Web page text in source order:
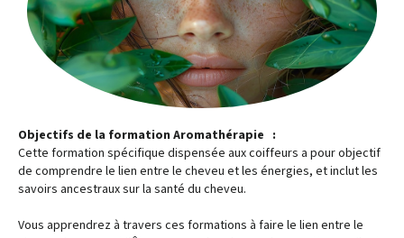
Objectifs de la formation Aromathérapie :
Cette formation spécifique dispensée aux coiffeurs a pour objectif
de comprendre le lien entre le cheveu et les énergies, et inclut les
savoirs ancestraux sur la santé du cheveu.
Vous apprendrez à travers ces formations à faire le lien entre le